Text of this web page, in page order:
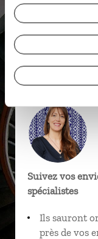
Amalienborg
Suivez vos
spécialistes
Ils sauront
près de vos